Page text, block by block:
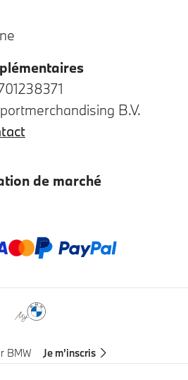
B.V.
de marché
Modes de